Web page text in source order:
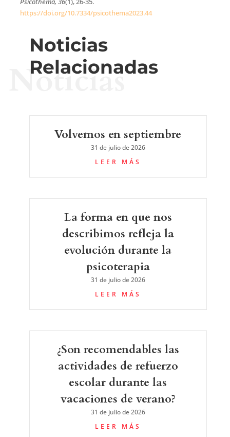
https://doi.org/10.7334/psicothema2023.44
Noticias
Relacionadas
Noticias
Volvemos en septiembre
31 de julio de 2026
LEER MÁS
La forma en que nos
describimos refleja la
evolución durante la
psicoterapia
31 de julio de 2026
LEER MÁS
¿Son recomendables las
actividades de refuerzo
escolar durante las
vacaciones de verano?
31 de julio de 2026
LEER MÁS